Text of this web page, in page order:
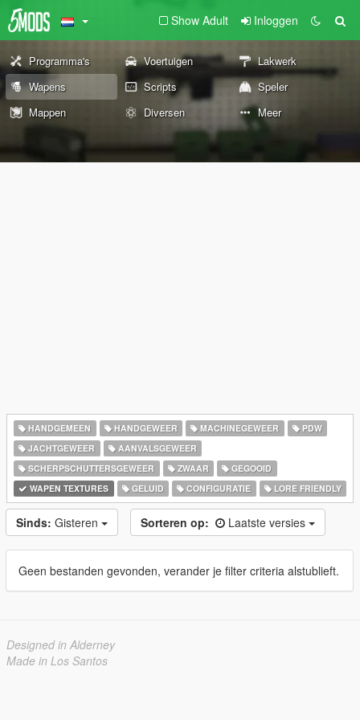
Show Adult Inloggen
Programma's Voertuigen
Lakwerk
Wapens
Scripts
Speler
Mappen
Diversen Meer
HANDGEMEEN HANDGEWEER MACHINEGEWEER
PDW
JACHTGEWEER
AANVALSGEWEER
SCHERPSCHUTTERSGEWEER
ZWAAR
GEGOOID
WAPEN TEXTURES
GELUID CONFIGURATIE LORE FRIENDLY
Sinds: Gisteren Sorteren op: Laatste versies
Geen bestanden gevonden, verander je filter criteria alstublieft.
Designed in Alderney
Made in Los Santos